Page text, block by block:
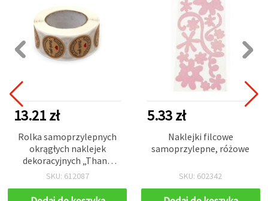
13.21 zł
Rolka samoprzylepnych
okrągłych naklejek
dekoracyjnych „Thank
You” z sercem, 2,5 cm –
SKU: 612087
5.33 zł
Naklejki filcowe
samoprzylepne, różowe
SKU: 602342